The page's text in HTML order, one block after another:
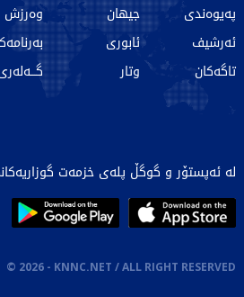
پەیوەندی
ئەرشیف
تاگەکان
جیهان
ئابوری
وتار
وەرزش
لە ئەپستۆر و گوگڵ پلەی خزمەت
© 2026 - KNNC.NET / ALL RIGHT RESERVED